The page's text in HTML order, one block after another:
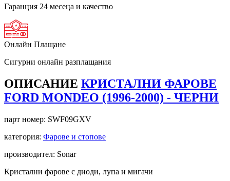
Гаранция 24 месеца и качество
Онлайн Плащане
Сигурни онлайн разплащания
ОПИСАНИЕ КРИСТАЛНИ ФАРОВЕ
FORD MONDEO (1996-2000) - ЧЕРНИ
парт номер: SWF09GXV
категория: Фарове и стопове
производител: Sonar
Кристални фарове с диоди, лупа и мигачи